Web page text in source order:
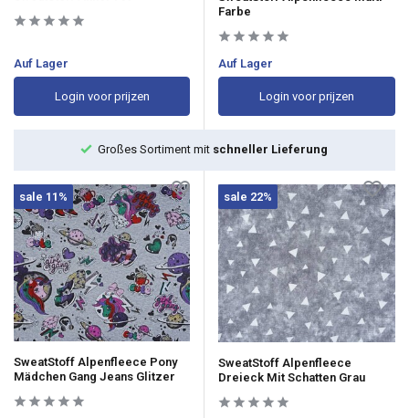
Auf Lager
Login voor prijzen
Farbe
Auf Lager
Login voor prijzen
Großes Sortiment mit schneller Lieferung
sale 11%
SweatStoff Alpenfleece Pony
Mädchen Gang Jeans Glitzer
sale 22%
SweatStoff Alpenfleece
Dreieck Mit Schatten Grau